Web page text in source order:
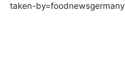
taken-by=foodnewsgermany